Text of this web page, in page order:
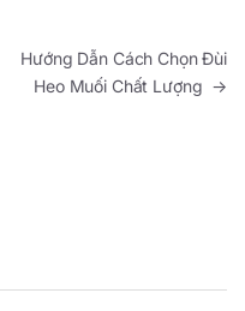
Hướng Dẫn Cách Chọn Đùi
Heo Muối Chất Lượng →